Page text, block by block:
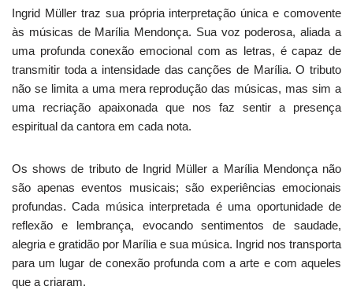
Ingrid Müller traz sua própria interpretação única e comovente
às músicas de Marília Mendonça. Sua voz poderosa, aliada a
uma profunda conexão emocional com as letras, é capaz de
transmitir toda a intensidade das canções de Marília. O tributo
não se limita a uma mera reprodução das músicas, mas sim a
uma recriação apaixonada que nos faz sentir a presença
espiritual da cantora em cada nota.
Os shows de tributo de Ingrid Müller a Marília Mendonça não
são apenas eventos musicais; são experiências emocionais
profundas. Cada música interpretada é uma oportunidade de
reflexão e lembrança, evocando sentimentos de saudade,
alegria e gratidão por Marília e sua música. Ingrid nos transporta
para um lugar de conexão profunda com a arte e com aqueles
que a criaram.